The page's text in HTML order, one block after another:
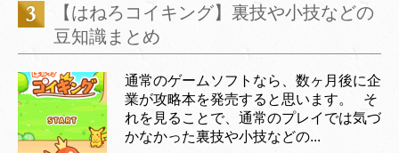
【はねろコイキング】裏技や小技などの
豆知識まとめ
通常のゲームソフトなら、数ヶ月後に企
業が攻略本を発売すると思います。 そ
れを見ることで、通常のプレイでは気づ
かなかった裏技や小技などの...